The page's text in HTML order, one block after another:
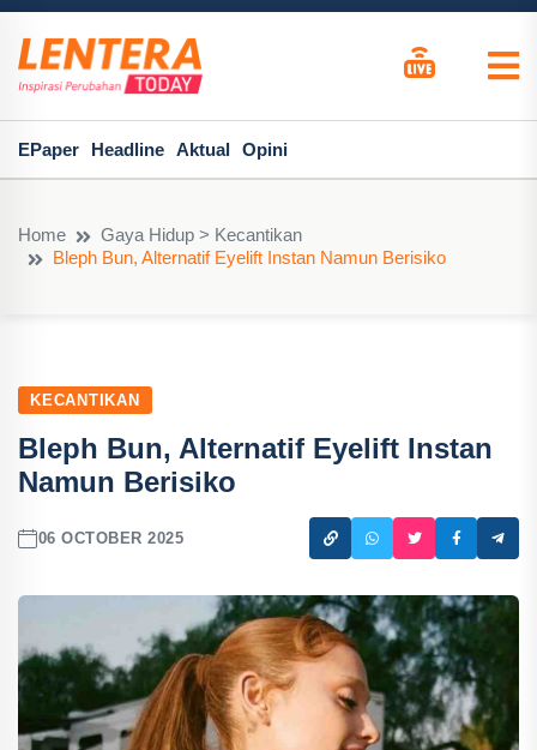
EPaper Headline Aktual Opini
Home
Gaya Hidup > Kecantikan
Bleph Bun, Alternatif Eyelift Instan Namun Berisiko
KECANTIKAN
Bleph Bun, Alternatif Eyelift Instan
Namun Berisiko
06 OCTOBER 2025